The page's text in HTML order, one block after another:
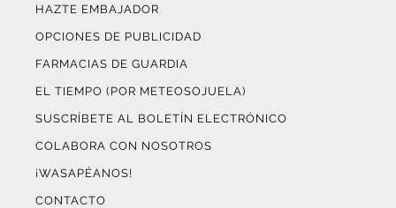
HAZTE EMBAJADOR
OPCIONES DE PUBLICIDAD
FARMACIAS DE GUARDIA
EL TIEMPO (POR METEOSOJUELA)
SUSCRÍBETE AL BOLETÍN ELECTRÓNICO
COLABORA CON NOSOTROS
¡WASAPÉANOS!
CONTACTO